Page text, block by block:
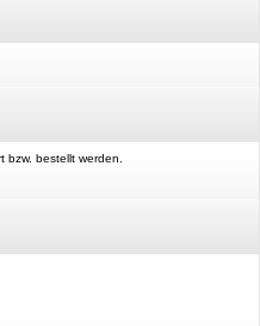
bestellt werden.